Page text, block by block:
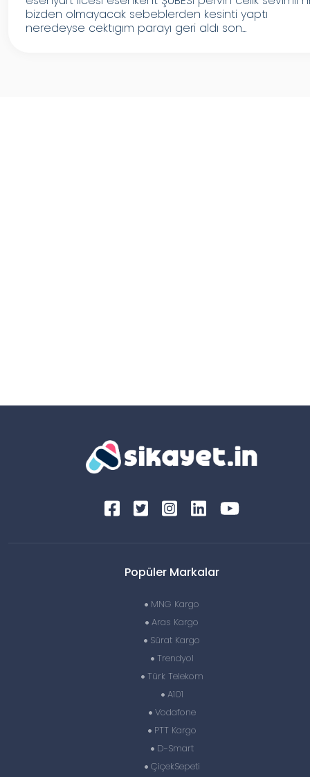
bizden olmayacak sebeblerden kesinti yaptı
neredeyse cektıgım parayı geri aldı son...
Popüler Markalar
MNG Kargo
Aras Kargo
Sürat Kargo
Trendyol
Türk Telekom
A101
Vodafone
PTT Kargo
D-Smart
ÇiçekSepeti